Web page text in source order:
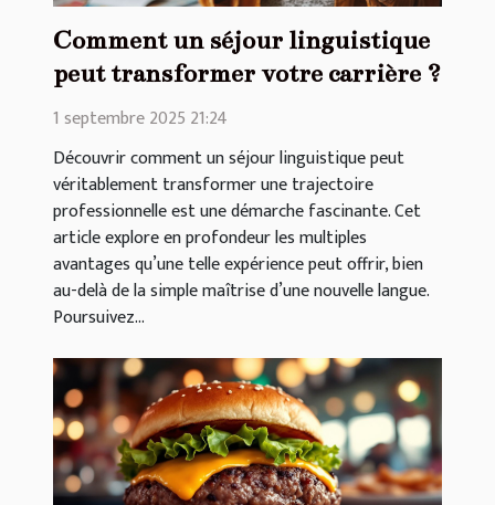
Comment un séjour linguistique
peut transformer votre carrière ?
1 septembre 2025 21:24
Découvrir comment un séjour linguistique peut
véritablement transformer une trajectoire
professionnelle est une démarche fascinante. Cet
article explore en profondeur les multiples
avantages qu’une telle expérience peut offrir, bien
au-delà de la simple maîtrise d’une nouvelle langue.
Poursuivez...